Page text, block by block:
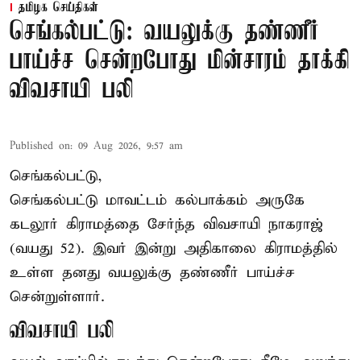
தமிழக செய்திகள்
செங்கல்பட்டு: வயலுக்கு தண்ணீர்
பாய்ச்ச சென்றபோது மின்சாரம் தாக்கி
விவசாயி பலி
Published on: 09 Aug 2026, 9:57 am
செங்கல்பட்டு,
செங்கல்பட்டு மாவட்டம் கல்பாக்கம் அருகே
கடலூர் கிராமத்தை சேர்ந்த விவசாயி நாகராஜ்
(வயது 52). இவர் இன்று அதிகாலை கிராமத்தில்
உள்ள தனது வயலுக்கு தண்ணீர் பாய்ச்ச
சென்றுள்ளார்.
விவசாயி பலி